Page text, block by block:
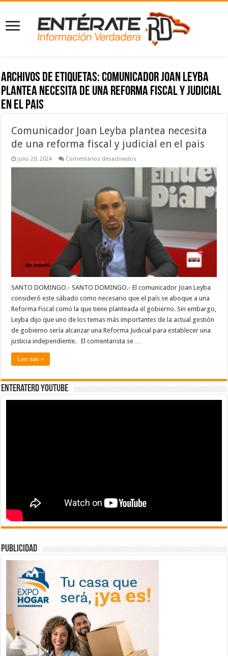
Archivos de etiquetas:Comunicador Joan Leyba
plantea necesita de una reforma fiscal y judicial
en el pais
Comunicador Joan Leyba plantea necesita
de una reforma fiscal y judicial en el pais
julio 20, 2024 Comentarios desactivados
plantea
de
reforma
fiscal
y
judicial
SANTO DOMINGO.- SANTO DOMINGO.- El comunicador Joan Leyba
consideró este sábado como necesario que el país se aboque a una
Reforma Fiscal como la que tiene planteada el gobierno. Sin embargo,
Leyba dijo que uno de los temas más importantes de la actual gestión
de gobierno sería alcanzar una Reforma Judicial para establecer una
justicia independiente. El comentarista se …
Leer más »
EnterateRD YOUTUBE
publicidad